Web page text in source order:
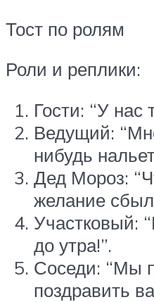
Тост по ролям
Роли и реплики:
Гости: “У нас
Ведущий:
нибудь
Дед Мороз:
желание
Участковый:
до утра!”.
Соседи: “Мы
поздравить